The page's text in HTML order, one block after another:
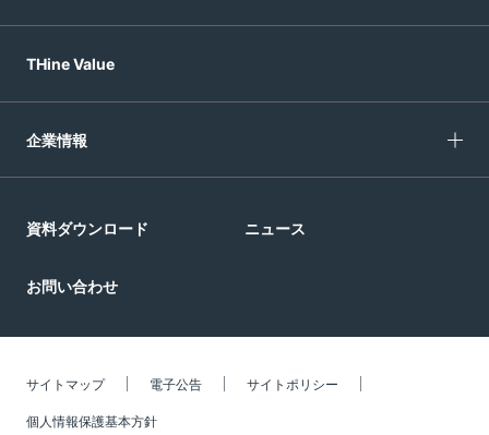
THine Value
企業情報
資料ダウンロード ニュース
お問い合わせ
サイトマップ 電子公告 サイトポリシー
個人情報保護基本方針